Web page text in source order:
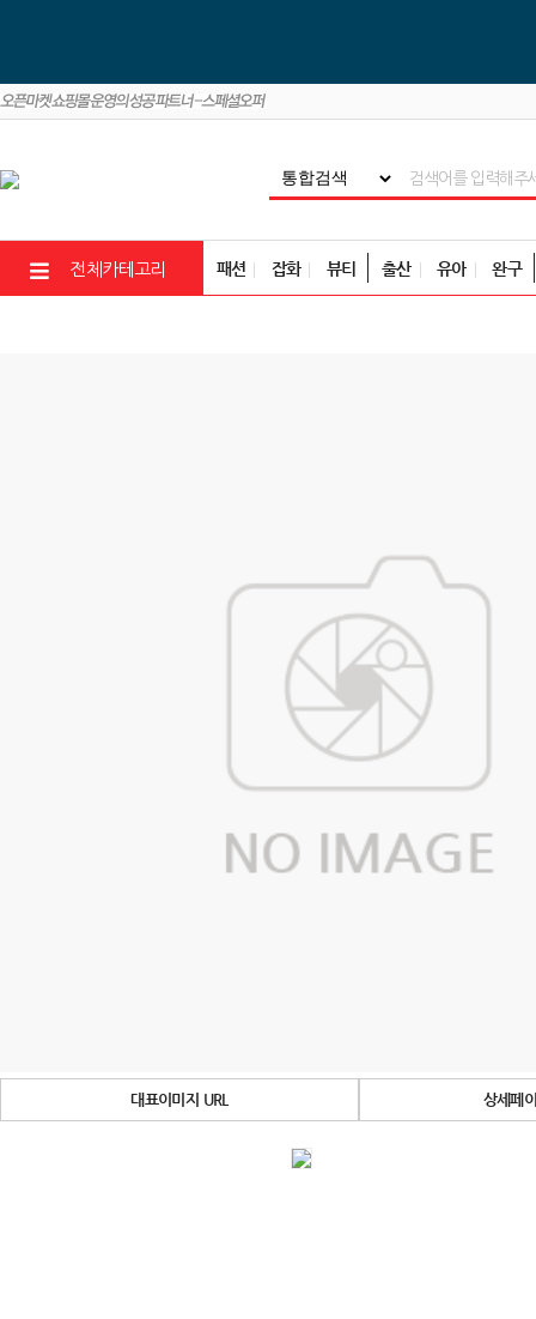
전체카테고리 패션 잡화 뷰티 출산 유아 완구
대표이미지 URL 상세페